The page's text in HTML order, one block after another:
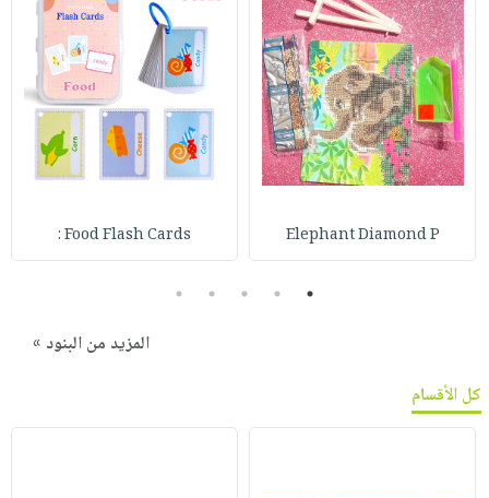
Elephant Diamond P
Food Flash Cards :
1
2
3
4
5
المزيد من البنود »
كل الأقسام